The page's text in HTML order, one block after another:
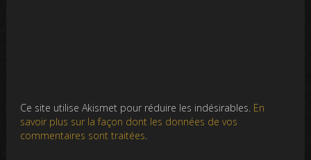
Ce site utilise Akismet pour réduire les indésirables. En
savoir plus sur la façon dont les données de vos
commentaires sont traitées.